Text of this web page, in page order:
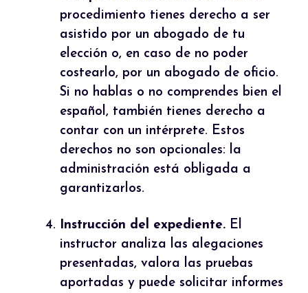
procedimiento tienes derecho a ser
asistido por un abogado de tu
elección o, en caso de no poder
costearlo, por un abogado de oficio.
Si no hablas o no comprendes bien el
español, también tienes derecho a
contar con un intérprete. Estos
derechos no son opcionales: la
administración está obligada a
garantizarlos.
Instrucción del expediente. El
instructor analiza las alegaciones
presentadas, valora las pruebas
aportadas y puede solicitar informes